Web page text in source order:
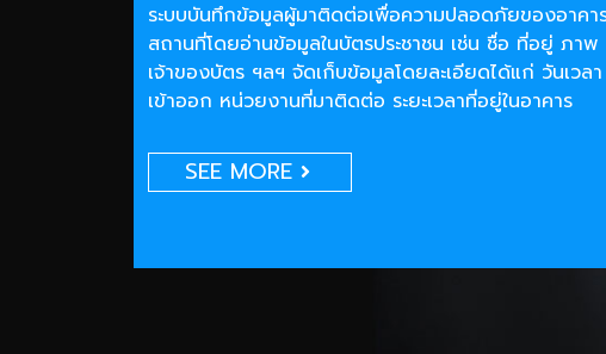
ระบบบันทึกข้อมูลผู้มาติดต่อเพื่อความปลอดภัยของอาคา
สถานที่โดยอ่านข้อมูลในบัตรประชาชน เช่น ชื่อ ที่อยู่ ภาพ
เจ้าของบัตร ฯลฯ จัดเก็บข้อมูลโดยละเอียดได้แก่ วันเวลา
เข้าออก หน่วยงานที่มาติดต่อ ระยะเวลาที่อยู่ในอาคาร
SEE MORE